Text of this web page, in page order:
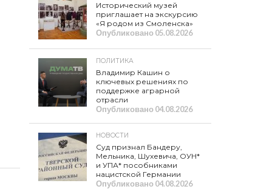
Исторический музей
приглашает на экскурсию
«Я родом из Смоленска»
Опубликовано05.08.2026
ПОЛИТИКА
Владимир Кашин о
ключевых решениях по
поддержке аграрной
отрасли
Опубликовано04.08.2026
НОВОСТИ
Суд признал Бандеру,
Мельника, Шухевича, ОУН*
и УПА* пособниками
нацистской Германии
Опубликовано04.08.2026